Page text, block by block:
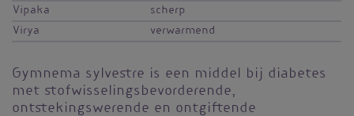
Vipaka
scherp
Virya
verwarmend
Gymnema sylvestre is een middel bij diabetes
met stofwisselingsbevorderende,
ontstekingswerende en ontgiftende